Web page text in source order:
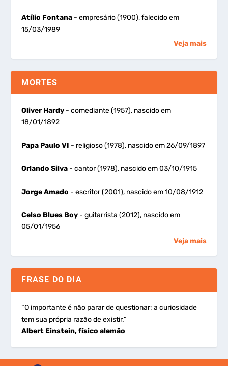
Atílio Fontana - empresário (1900), falecido em
15/03/1989
Veja mais
MORTES
Oliver Hardy - comediante (1957), nascido em
18/01/1892
Papa Paulo VI - religioso (1978), nascido em 26/09/1897
Orlando Silva - cantor (1978), nascido em 03/10/1915
Jorge Amado - escritor (2001), nascido em 10/08/1912
Celso Blues Boy - guitarrista (2012), nascido em
05/01/1956
Veja mais
FRASE DO DIA
“O importante é não parar de questionar; a curiosidade
tem sua própria razão de existir.”
Albert Einstein, físico alemão